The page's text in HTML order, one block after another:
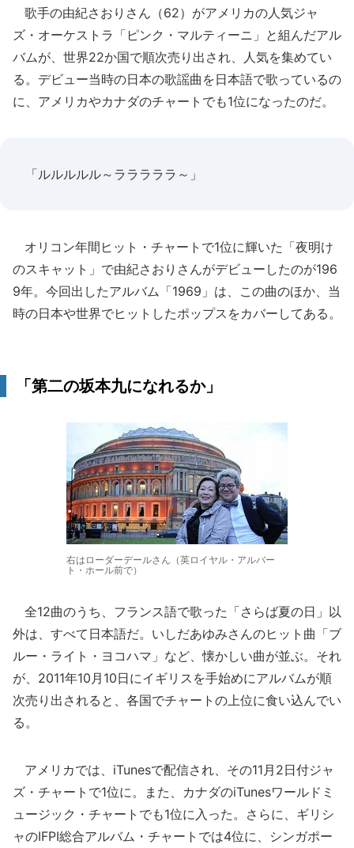
歌手の由紀さおりさん（62）がアメリカの人気ジャ
ズ・オーケストラ「ピンク・マルティーニ」と組んだアル
バムが、世界22か国で順次売り出され、人気を集めてい
る。デビュー当時の日本の歌謡曲を日本語で歌っているの
に、アメリカやカナダのチャートでも1位になったのだ。
「ルルルルル～ラララララ～」
オリコン年間ヒット・チャートで1位に輝いた「夜明け
のスキャット」で由紀さおりさんがデビューしたのが196
9年。今回出したアルバム「1969」は、この曲のほか、当
時の日本や世界でヒットしたポップスをカバーしてある。
「第二の坂本九になれるか」
右はローダーデールさん（英ロイヤル・アルバー
ト・ホール前で）
全12曲のうち、フランス語で歌った「さらば夏の日」以
外は、すべて日本語だ。いしだあゆみさんのヒット曲「ブ
ルー・ライト・ヨコハマ」など、懐かしい曲が並ぶ。それ
が、2011年10月10日にイギリスを手始めにアルバムが順
次売り出されると、各国でチャートの上位に食い込んでい
る。
アメリカでは、iTunesで配信され、その11月2日付ジャ
ズ・チャートで1位に。また、カナダのiTunesワールドミ
ュージック・チャートでも1位に入った。さらに、ギリシ
ャのIFPI総合アルバム・チャートでは4位に、シンガポー